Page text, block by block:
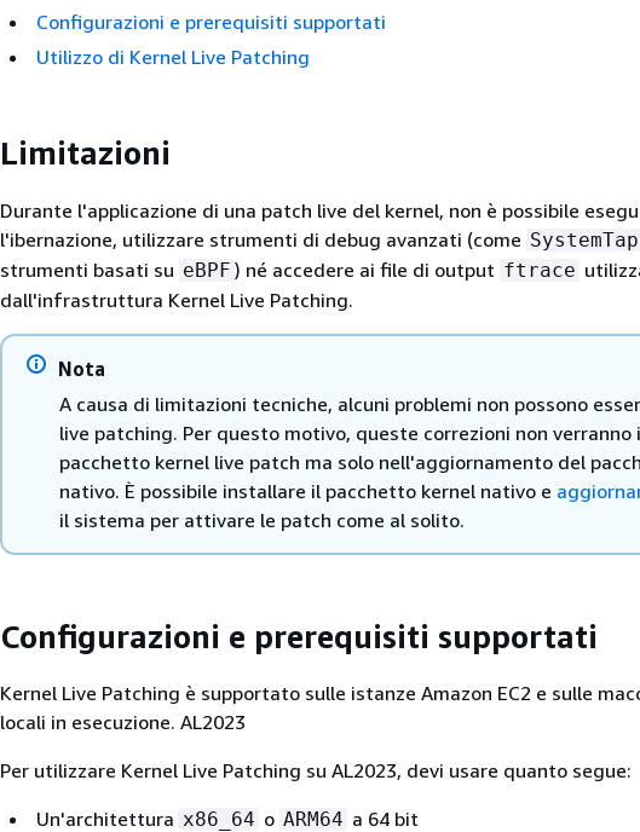
Configurazioni e prerequisiti supportati
Utilizzo di Kernel Live Patching
Limitazioni
Durante l'applicazione di una patch live del kernel, non è possibile
l'ibernazione, utilizzare strumenti di debug avanzati (come SystemTap
strumenti basati su eBPF ) né accedere ai file di output ftrace
dall'infrastruttura Kernel Live Patching.
Nota
A causa di limitazioni tecniche, alcuni problemi non possono
live patching. Per questo motivo, queste correzioni non verranno
pacchetto kernel live patch ma solo nell'aggiornamento del
nativo. È possibile installare il pacchetto kernel nativo e
il sistema per attivare le patch come al solito.
Configurazioni e prerequisiti supportati
Kernel Live Patching è supportato sulle istanze Amazon EC2 e sulle
locali in esecuzione. AL2023
Per utilizzare Kernel Live Patching su AL2023, devi usare quanto segue:
Un'architettura x86_64 o ARM64 a 64 bit